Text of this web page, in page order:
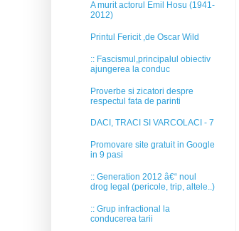
A murit actorul Emil Hosu (1941-
2012)
Printul Fericit ,de Oscar Wild
:: Fascismul,principalul obiectiv
ajungerea la conduc
Proverbe si zicatori despre
respectul fata de parinti
DACI, TRACI SI VARCOLACI - 7
Promovare site gratuit in Google
in 9 pasi
:: Generation 2012 â€“ noul
drog legal (pericole, trip, altele..)
:: Grup infractional la
conducerea tarii